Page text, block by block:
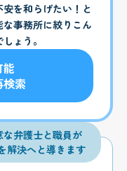
を和らげたい！と
事務所に絞りこん
ょう。
能
索
な弁護士と職員が
解決へと導きます